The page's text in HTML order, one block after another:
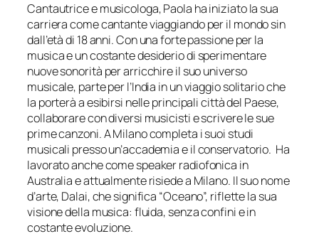
Cantautrice e musicologa, Paola ha iniziato la sua
carriera come cantante viaggiando per il mondo sin
dall’età di 18 anni. Con una forte passione per la
musica e un costante desiderio di sperimentare
nuove sonorità per arricchire il suo universo
musicale, parte per l’India in un viaggio solitario che
la porterà a esibirsi nelle principali città del Paese,
collaborare con diversi musicisti e scrivere le sue
prime canzoni. A Milano completa i suoi studi
musicali presso un’accademia e il conservatorio. Ha
lavorato anche come speaker radiofonica in
Australia e attualmente risiede a Milano. Il suo nome
d’arte, Dalai, che significa “Oceano”, riflette la sua
visione della musica: fluida, senza confini e in
costante evoluzione.